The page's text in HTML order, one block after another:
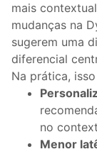
mais
mudanças na
sugerem uma
diferencial
Na prática,
no
Menor